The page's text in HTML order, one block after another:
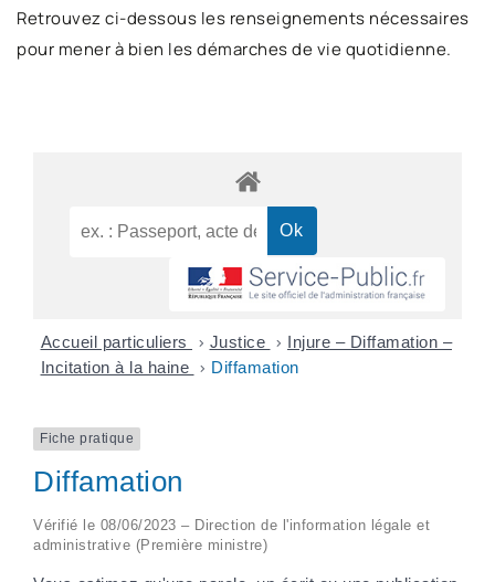
Retrouvez ci-dessous les renseignements nécessaires
pour mener à bien les démarches de vie quotidienne.
Accueil particuliers > Justice > Injure – Diffamation –
Incitation à la haine > Diffamation
Fiche pratique
Diffamation
Vérifié le 08/06/2023 – Direction de l'information légale et
administrative (Première ministre)